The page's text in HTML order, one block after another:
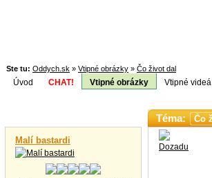
Ste tu: Oddych.sk » Vtipné obrázky » Čo život dal
Úvod CHAT! Vtipné obrázky Vtipné videá
Malí bastardi
Téma: